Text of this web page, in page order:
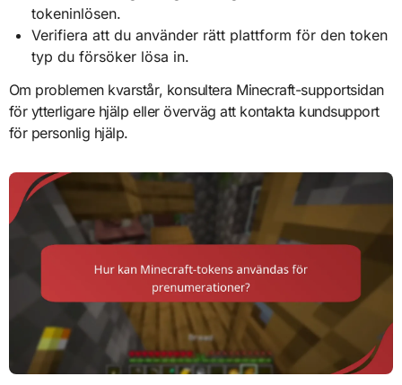
tokeninlösen.
Verifiera att du använder rätt plattform för den token
typ du försöker lösa in.
Om problemen kvarstår, konsultera Minecraft-supportsidan
för ytterligare hjälp eller överväg att kontakta kundsupport
för personlig hjälp.